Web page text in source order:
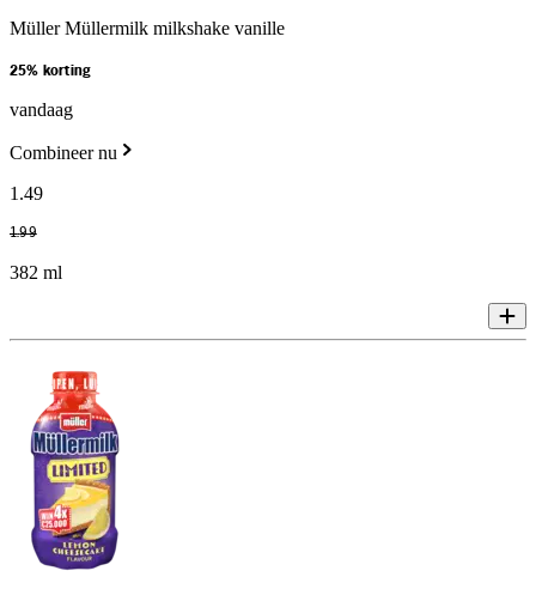
Müller Müllermilk milkshake vanille
25% korting
vandaag
Combineer nu
1.49
1.99
382 ml